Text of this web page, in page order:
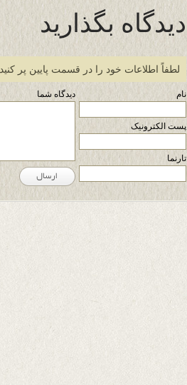
دیدگاه بگذارید
لطفاً اطلاعات خود را در قسمت پایین پر کنید.
نام
پست الکترونیک
تارنما
دیدگاه شما